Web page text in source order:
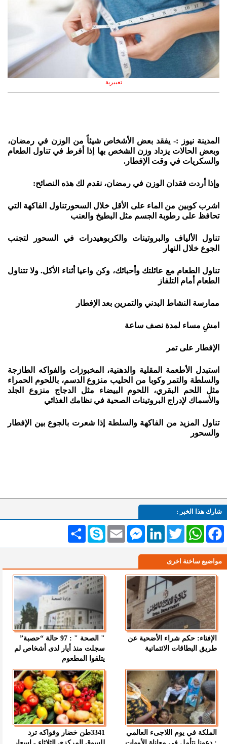
تعبيرية
المدينة نيوز :- يفقد بعض الأشخاص شيئاً من الوزن في رمضان،
وبعض الحالات يزداد وزن الشخص بها إذا أفرط في تناول الطعام
والسكريات في وقت الإفطار.
وإذا أردت فقدان الوزن في رمضان، نقدم لك هذه النصائح:
اشرب كوبين من الماء على الأقل خلال السحورتناول الفاكهة التي
تحافظ على رطوبة الجسم مثل البطيخ والعنب
تناول الألياف والبروتينات والكربوهيدرات في السحور لتجنب
الجوع خلال النهار
تناول الطعام مع عائلتك وأحبائك، وكن واعيا أثناء الأكل. ولا تتناول
الطعام أمام التلفاز
ممارسة النشاط البدني والتمرين بعد الإفطار
امشِ مساء لمدة نصف ساعة
الإفطار على تمر
استبدل الأطعمة المقلية والدهنية، المخبوزات والفواكه الطازجة
والسلطة والتمر وكوبا من الحليب منزوع الدسم، باللحوم الحمراء
مثل اللحم البقري، اللحوم البيضاء مثل الدجاج منزوع الجلد
والأسماك لإدراج البروتينات الصحية في نظامك الغذائي
تناول المزيد من الفاكهة والسلطة إذا شعرت بالجوع بين الإفطار
والسحور
شارك هذا الخبر :
انشر Skype Email
MessengerLinkedInTwitterWhatsAppFacebook
مواضيع ساخنة اخرى
الإفتاء: حكم شراء الأضحية عن
طريق البطاقات الائتمانية
" الصحة " : 97 حالة “حصبة”
سجلت منذ أيار لدى أشخاص لم
يتلقوا المطعوم
الملكة في يوم اللاجىء العالمي
3341طن خضار وفواكه ترد